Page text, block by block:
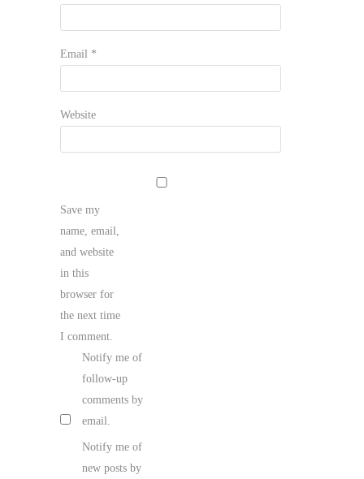
Email *
Website
Save my
name, email,
and website
in this
browser for
the next time
I comment.
Notify me of
follow-up
comments by
email.
Notify me of
new posts by